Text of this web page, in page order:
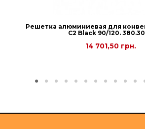
Решетка алюминиевая для
С2 Black 90/120.
14 701,50 грн.